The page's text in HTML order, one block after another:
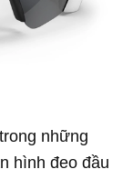
những
hình đeo đầu